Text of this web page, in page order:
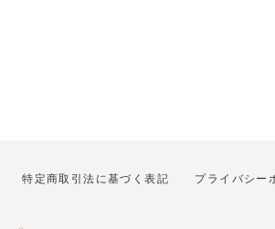
特定商取引法に基づく表記 プライバシー